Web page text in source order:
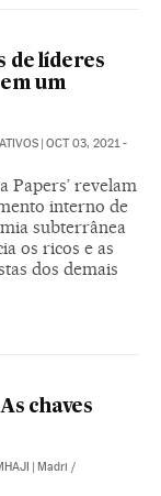
de líderes
um
| OCT 03, 2021 -
Papers’ revelam
interno de
subterrânea
os ricos e as
dos demais
chaves
| Madri /